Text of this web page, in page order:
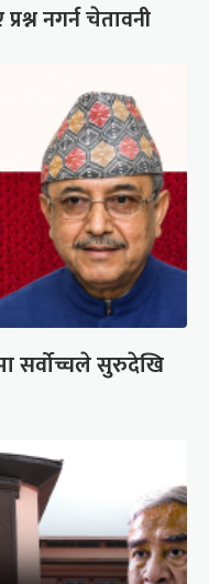
नगर्न चेतावनी
सर्वोच्चले सुरुदेखि